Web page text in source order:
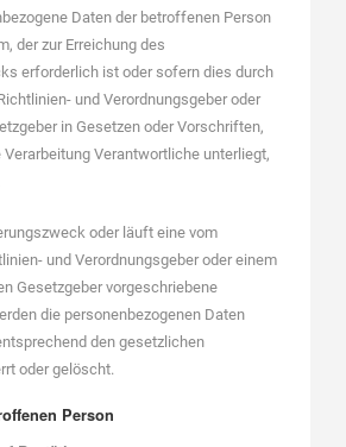
Daten der betroffenen Person
der zur Erreichung des
erforderlich ist oder sofern dies durch
und Verordnungsgeber oder
in Gesetzen oder Vorschriften,
Verantwortliche unterliegt,
oder läuft eine vom
und Verordnungsgeber oder einem
Gesetzgeber vorgeschriebene
die personenbezogenen Daten
den gesetzlichen
oder gelöscht.
Person